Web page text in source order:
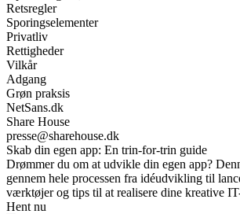
Retsregler
Sporingselementer
Privatliv
Rettigheder
Vilkår
Adgang
Grøn praksis
NetSans.dk
Share House
presse@sharehouse.dk
Skab din egen app: En trin-for-trin guide
Drømmer du om at udvikle din egen app?
gennem hele processen fra idéudvikling til
værktøjer og tips til at realisere dine kreative
Hent nu